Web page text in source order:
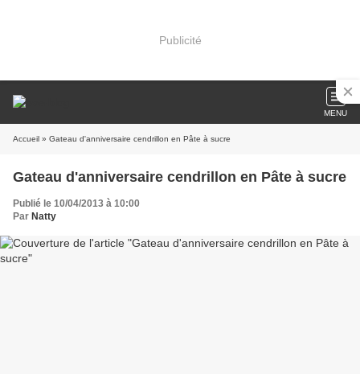
Publicité
MENU
Accueil » Gateau d'anniversaire cendrillon en Pâte à sucre
Gateau d'anniversaire cendrillon en Pâte à sucre
Publié le 10/04/2013 à 10:00
Par Natty